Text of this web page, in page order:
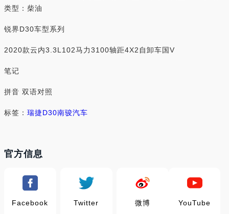
类型：柴油
锐界D30车型系列
2020款云内3.3L102马力3100轴距4X2自卸车国V
笔记
拼音 双语对照
标签： 瑞捷D30南骏汽车
官方信息
Facebook Twitter 微博 YouTube